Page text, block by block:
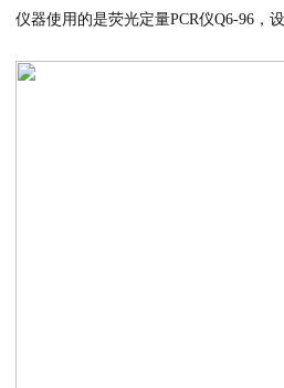
仪器使用的是荧光定量PCR仪Q6-96，